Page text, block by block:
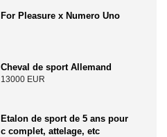
For Pleasure x Numero Uno
Cheval de sport Allemand
13000 EUR
Etalon de sport de 5 ans pour
c complet, attelage, etc